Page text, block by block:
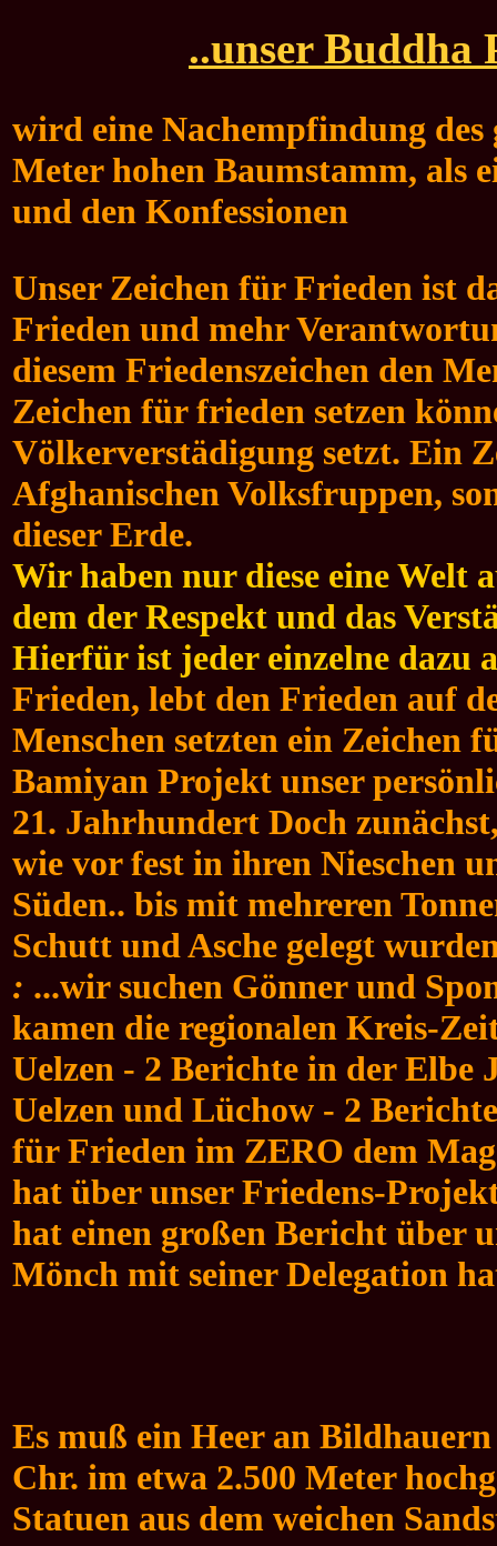
..unser Buddha
wird eine Nachempfindung
Meter hohen Baumstamm, als
und den Konfessionen
Unser Zeichen für Frieden ist
Frieden und mehr
diesem Friedenszeichen den
Zeichen für frieden setzen
Völkerverstädigung setzt. Ein
Afghanischen Volksfruppen,
dieser Erde.
Wir haben nur diese eine Welt
dem der Respekt und das
Hierfür ist jeder einzelne dazu
Frieden, lebt den Frieden auf
Menschen setzten ein Zeichen
Bamiyan Projekt unser
21. Jahrhundert Doch
wie vor fest in ihren Nieschen
Süden.. bis mit mehreren
Schutt und Asche gelegt
: ...wir suchen Gönner und
kamen die regionalen Kreis-
Uelzen - 2 Berichte in der Elbe
Uelzen und Lüchow - 2
für Frieden im ZERO dem
hat über unser Friedens-
hat einen großen Bericht über
Mönch mit seiner Delegation
Es muß ein Heer an
Chr. im etwa 2.500 Meter
Statuen aus dem weichen